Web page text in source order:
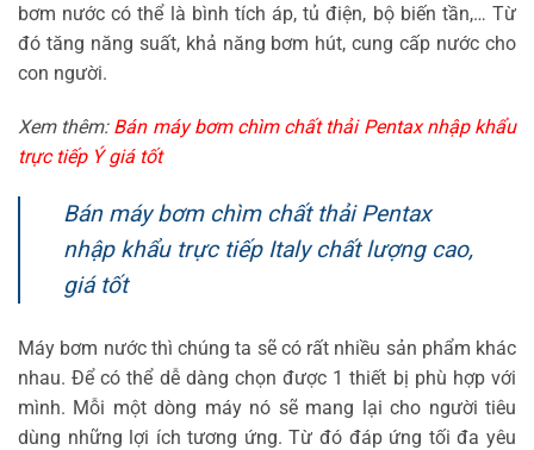
bơm nước có thể là bình tích áp, tủ điện, bộ biến tần,… Từ
đó tăng năng suất, khả năng bơm hút, cung cấp nước cho
con người.
Xem thêm: Bán máy bơm chìm chất thải Pentax nhập khẩu
trực tiếp Ý giá tốt
Bán máy bơm chìm chất thải Pentax
nhập khẩu trực tiếp Italy chất lượng cao,
giá tốt
Máy bơm nước thì chúng ta sẽ có rất nhiều sản phẩm khác
nhau. Để có thể dễ dàng chọn được 1 thiết bị phù hợp với
mình. Mỗi một dòng máy nó sẽ mang lại cho người tiêu
dùng những lợi ích tương ứng. Từ đó đáp ứng tối đa yêu